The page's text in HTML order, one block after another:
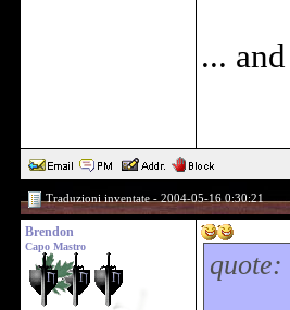
...
Traduzioni inventate - 2004-05-16 0:30:21
Brendon
Capo Mastro
quote: